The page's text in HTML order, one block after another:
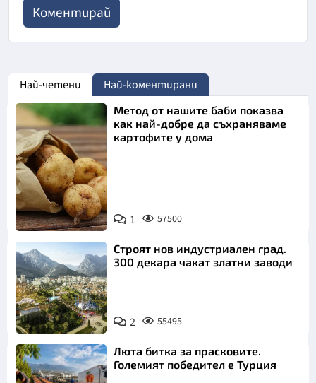
Най-четени Най-коментирани
Снимка:
Пиксабей
Метод от нашите баби показва
как най-добре да съхраняваме
картофите у дома
1 57500
Строят нов индустриален град.
300 декара чакат златни заводи
2 55495
Люта битка за прасковите.
Големият победител е Турция